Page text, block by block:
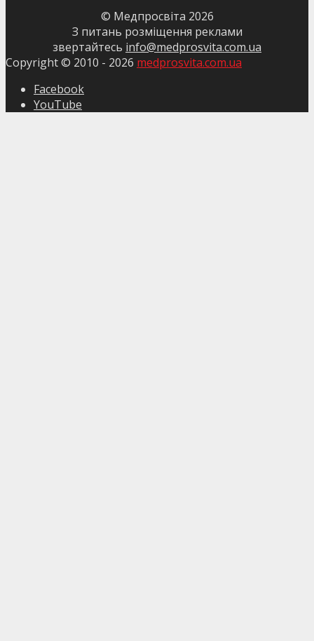
© Медпросвіта 2026
З питань розміщення реклами
звертайтесь info@medprosvita.com.ua
Copyright © 2010 - 2026 medprosvita.com.ua
Facebook
YouTube